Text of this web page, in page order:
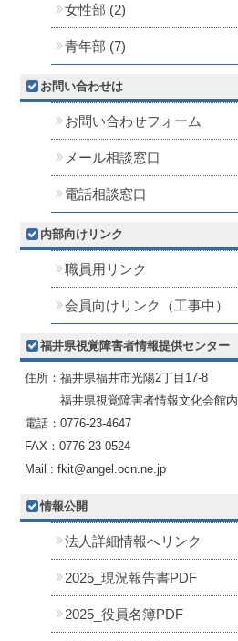
女性部 (2)
青年部 (7)
お問い合わせは
お問い合わせフォーム
メール相談窓口
電話相談窓口
内部向けリンク
職員用リンク
会員向けリンク（工事中）
福井県視覚障害者情報提供センター
住所：福井県福井市光陽2丁目17-8
福井県視覚障害者情報文化会館内
電話：0776-23-4647
FAX：0776-23-0524
Mail : fkit@angel.ocn.ne.jp
情報公開
法人詳細情報へリンク
2025_現況報告書PDF
2025_役員名簿PDF